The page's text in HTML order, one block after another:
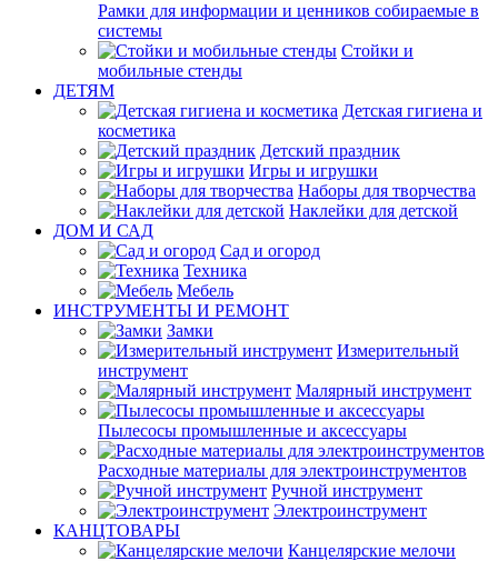
Рамки для информации и ценников собираемые в
системы
Стойки и
мобильные стенды
ДЕТЯМ
Детская гигиена и
косметика
Детский праздник
Игры и игрушки
Наборы для творчества
Наклейки для детской
ДОМ И САД
Сад и огород
Техника
Мебель
ИНСТРУМЕНТЫ И РЕМОНТ
Замки
Измерительный
инструмент
Малярный инструмент
Пылесосы промышленные и аксессуары
Расходные материалы для электроинструментов
Ручной инструмент
Электроинструмент
КАНЦТОВАРЫ
Канцелярские мелочи